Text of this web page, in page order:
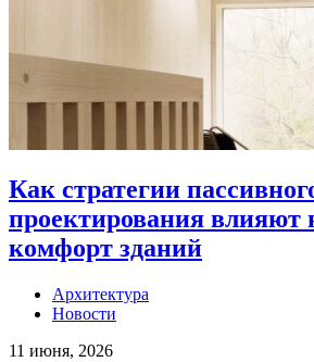
Как стратегии
проектирования влияют
комфорт зданий
Архитектура
Новости
11 июня, 2026